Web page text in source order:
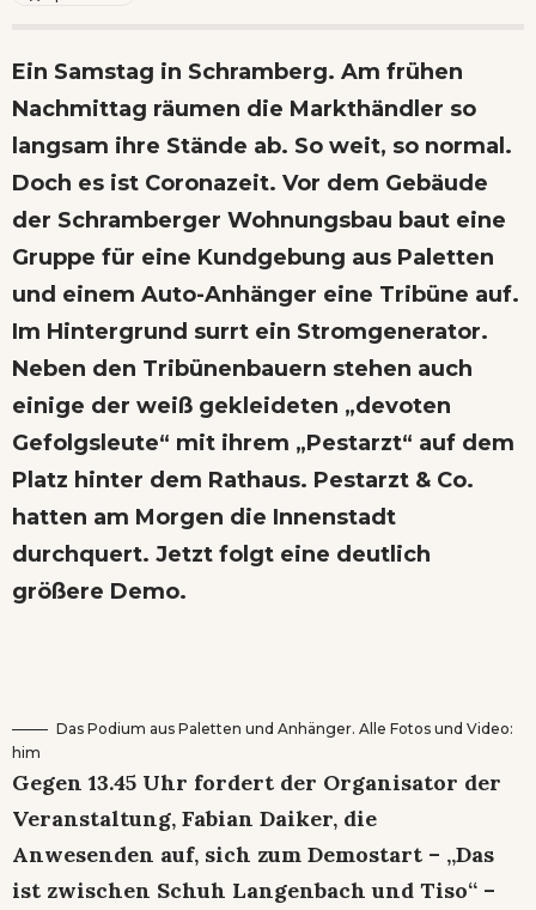
Ein Samstag in Schramberg. Am frühen
Nachmittag räumen die Markthändler so
langsam ihre Stände ab. So weit, so normal.
Doch es ist Coronazeit. Vor dem Gebäude
der Schramberger Wohnungsbau baut eine
Gruppe für eine Kundgebung aus Paletten
und einem Auto-Anhänger eine Tribüne auf.
Im Hintergrund surrt ein Stromgenerator.
Neben den Tribünenbauern stehen auch
einige der weiß gekleideten „devoten
Gefolgsleute“ mit ihrem „Pestarzt“ auf dem
Platz hinter dem Rathaus. Pestarzt & Co.
hatten am Morgen die Innenstadt
durchquert. Jetzt folgt eine deutlich
größere Demo.
Das Podium aus Paletten und Anhänger. Alle Fotos und Video:
him
Gegen 13.45 Uhr fordert der Organisator der
Veranstaltung, Fabian Daiker, die
Anwesenden auf, sich zum Demostart – „Das
ist zwischen Schuh Langenbach und Tiso“ –